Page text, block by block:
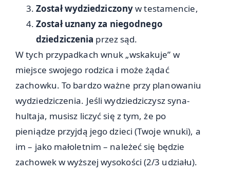
Został wydziedziczonyw testamencie,
Został uznany za niegodnego
dziedziczenia przez sąd.
W tych przypadkach wnuk „wskakuje” w
miejsce swojego rodzica i może żądać
zachowku. To bardzo ważne przy planowaniu
wydziedziczenia. Jeśli wydziedziczysz syna-
hultaja, musisz liczyć się z tym, że po
pieniądze przyjdą jego dzieci (Twoje wnuki), a
im – jako małoletnim – należeć się będzie
zachowek w wyższej wysokości (2/3 udziału).